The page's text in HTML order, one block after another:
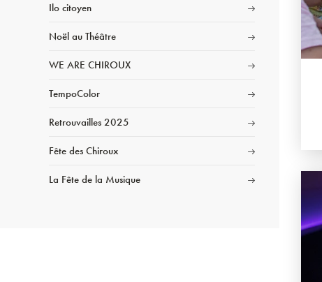
Ilo citoyen
Noël au Théâtre
WE ARE CHIROUX
TempoColor
Retrouvailles 2025
Fête des Chiroux
La Fête de la Musique